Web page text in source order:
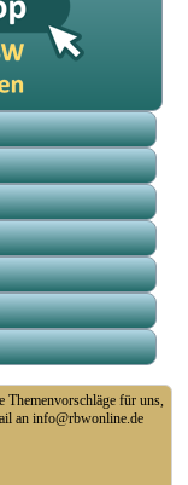
für uns,
an info@rbwonline.de